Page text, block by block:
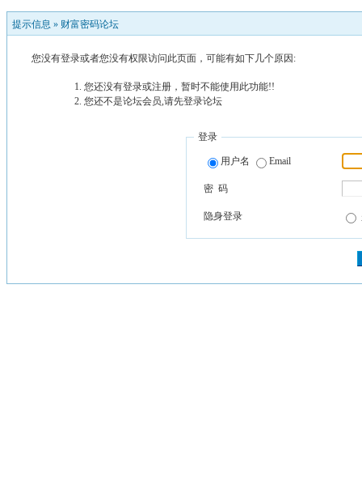
提示信息 » 财富密码论坛
您没有登录或者您没有权限访问此页面，可能有如下几个原因:
您还没有登录或注册，暂时不能使用此功能!!
您还不是论坛会员,请先登录论坛
登录
用户名 Email
密 码
隐身登录